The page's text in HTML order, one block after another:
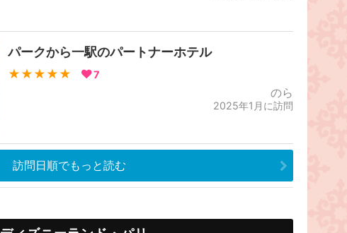
パークから一駅のパートナーホテル
★★★★★ 7
のら
2025年1月に訪問
訪問日順でもっと読む